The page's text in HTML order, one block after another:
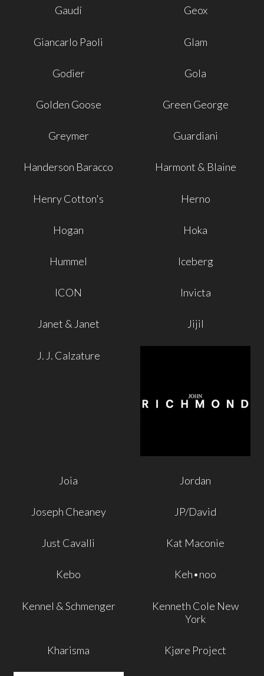
Gaudí Geox
Giancarlo Paoli Glam
Godier Gola
Golden Goose Green George
Greymer Guardiani
Handerson Baracco Harmont & Blaine
Henry Cotton's Herno
Hogan Hoka
Hummel Iceberg
ICON Invicta
Janet & Janet Jijil
J. J. Calzature
Joia Jordan
Joseph Cheaney JP/David
Just Cavalli Kat Maconie
Kebo Keh•noo
Kennel & Schmenger
Kenneth Cole New
York
Kharisma Kjøre Project